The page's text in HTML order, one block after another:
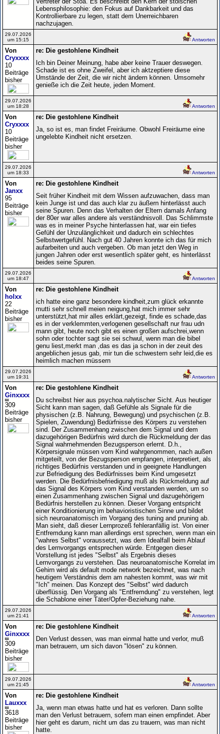
Lebensphilosophie: den Fokus auf Dankbarkeit und das
Kontrollierbare zu legen, statt dem Unerreichbaren
nachzujagen.
29.07.2026
um 15:15
Antworten
Von
Cryxxxx
10
Beiträge
bisher
re: Die gestohlene Kindheit
Ich bin Deiner Meinung, habe aber keine Trauer deswegen.
Schade ist es ohne Zweifel, aber ich aktzeptiere diese
Umstände der Zeit, die wir nicht ändern können. Umsomehr
genieße ich die Zeit heute, jeden Moment.
29.07.2026
um 18:28
Antworten
Von
Cryxxxx
10
Beiträge
bisher
re: Die gestohlene Kindheit
Ja, so ist es, man findet Freiräume. Obwohl Freiräume eine
ungelebte Kindheit nicht ersetzen.
29.07.2026
um 18:33
Antworten
Von
Janxx
95
Beiträge
bisher
re: Die gestohlene Kindheit
Seit früher Kindheit mit dem Wissen aufzuwachen, dass man
kein Junge ist und das auch klar zu äußern hinterlässt auch
seine Spuren. Denn das Verhalten der Eltern damals Anfang
der 80er war alles andere als verständnisvoll. Das Schlimmste
was es in meiner Psyche hinterlassen hat, war ein tiefes
Gefühl der Unzulänglichkeit und dadurch ein schlechtes
Selbstwertgefühl. Nach gut 40 Jahren konnte ich das für mich
aufarbeiten und auch vergeben. Ob man jetzt den Weg in
jungen Jahren oder erst wesentlich später geht, es hinterlässt
beides seine Spuren.
29.07.2026
um 18:47
Antworten
Von
holxx
22
Beiträge
bisher
re: Die gestohlene Kindheit
ich hatte eine ganz besondere kindheit,zum glück erkannte
mutti sehr schnell meien neigung,hat mich immer sehr
unterstützt,hat mir alles erklärt,gezeigt, finde es schade,das
es in der verklemmten,verlogenen gesellschaft nur frau udn
mann gibt, heute noch gibt es einen großen aufschrei,wenn
sohn oder tochter sagt sie sei schwul, wenn man die bibel
genu liest,merkt man ,das es das ja schon in der zeuit des
angeblichen jesus gab, mir tun die schwestern sehr leid,die es
heimlich machen müssern
29.07.2026
um 19:31
Antworten
Von
Ginxxxx
309
Beiträge
bisher
re: Die gestohlene Kindheit
Du schreibst hier aus psychoa.nalytischer Sicht. Aus heutiger
Sicht kann man sagen, daß Gefühle als Signale für die
physischen (z.B. Nahrung, Bewegung) und psychischen (z.B.
Spielen, Zuwendung) Bedürfnisse des Körpers zu verstehen
sind. Der Zusammenhang zwischen dem Signal und dem
dazugehörigen Bedürfnis wird durch die Rückmeldung der das
Signal wahrnehmenden Bezugsperson erlernt. D.h.,
Körpersignale müssen vom Kind wahrgenommen, nach außen
mitgeteilt, von der Bezugsperson empfangen, interpretiert, als
richtiges Bedürfnis verstanden und in geeignete Handlungen
zur Befriedigung des Bedürfnisses beim Kind umgesetzt
werden. Die Bedürfnisbefriedigung muß als Rückmeldung auf
das Signal des Körpers vom Kind verstanden werden, um so
einen Zusammenhang zwischen Signal und dazugehörigem
Bedürfnis herstellen zu können. Dieser Vorgang entspricht
einer Konditionierung im behavioristischen Sinne und bildet
sich neuroanatomisch im Vorgang des tuning and pruning ab.
Man sieht, daß dieser Lernprozeß fehleranfällig ist. Von einer
Entfremdung kann man allerdings erst sprechen, wenn man ein
"wahres Selbst" voraussetzt, was dem Idealfall beim Ablauf
des Lernvorgangs entsprechen würde. Entgegen dieser
Vorstellung ist jedes "Selbst" als Ergebnis dieses
Lernvorgangs zu verstehen. Das neuroanatomische Korrelat im
Gehirn wird als default mode network bezeichnet, was nach
heutigem Verständnis dem am nahesten kommt, was wir mit
"Ich" meinen. Das Konzept des "Selbst" wird dadurch
überflüssig. Den Vorgang als "Entfremdung" zu verstehen, legt
die Schablone einer Täter/Opfer-Beziehung nahe.
29.07.2026
um 21:41
Antworten
Von
Ginxxxx
309
Beiträge
bisher
re: Die gestohlene Kindheit
Den Verlust dessen, was man einmal hatte und verlor, muß
man betrauern, um sich davon "lösen" zu können.
29.07.2026
um 21:45
Antworten
Von
Lauxxx
3618
Beiträge
bisher
re: Die gestohlene Kindheit
Ja, wenn man etwas hatte und hat es verloren. Dann sollte
man den Verlust betrauern, sofern man einen empfindet. Aber
hier geht es darum, nicht um das zu trauern, was man nicht
hatte.